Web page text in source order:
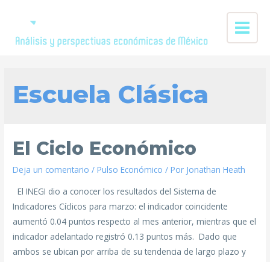
Escuela Clásica
El Ciclo Económico
Deja un comentario /Pulso Económico / Por Jonathan Heath
El INEGI dio a conocer los resultados del Sistema de
Indicadores Cíclicos para marzo: el indicador coincidente
aumentó 0.04 puntos respecto al mes anterior, mientras que el
indicador adelantado registró 0.13 puntos más. Dado que
ambos se ubican por arriba de su tendencia de largo plazo y